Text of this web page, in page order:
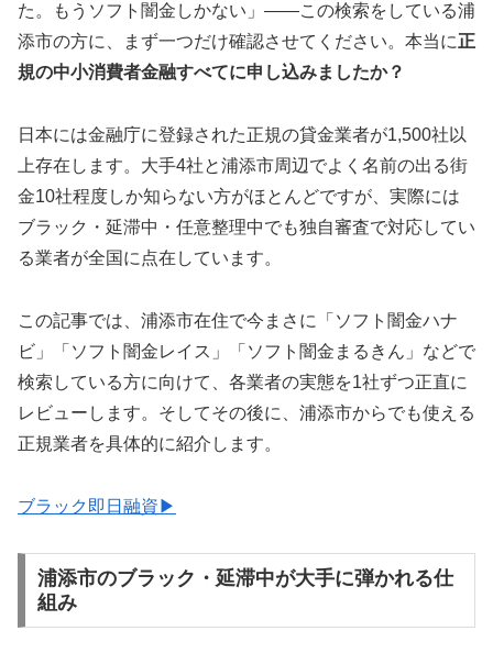
た。もうソフト闇金しかない」——この検索をしている浦
添市の方に、まず一つだけ確認させてください。本当に正
規の中小消費者金融すべてに申し込みましたか？
日本には金融庁に登録された正規の貸金業者が1,500社以
上存在します。大手4社と浦添市周辺でよく名前の出る街
金10社程度しか知らない方がほとんどですが、実際には
ブラック・延滞中・任意整理中でも独自審査で対応してい
る業者が全国に点在しています。
この記事では、浦添市在住で今まさに「ソフト闇金ハナ
ビ」「ソフト闇金レイス」「ソフト闇金まるきん」などで
検索している方に向けて、各業者の実態を1社ずつ正直に
レビューします。そしてその後に、浦添市からでも使える
正規業者を具体的に紹介します。
ブラック即日融資▶
浦添市のブラック・延滞中が大手に弾かれる仕
組み